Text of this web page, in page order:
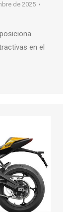
de 2025
en el